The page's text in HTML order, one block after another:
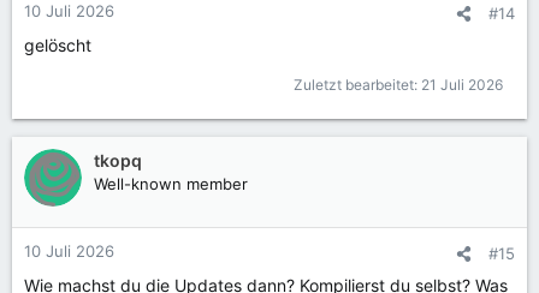
n
n
10 Juli 2026 #14
gelöscht
Zuletzt bearbeitet: 21 Juli 2026
tkopq
Well-known member
10 Juli 2026 #15
Wie machst du die Updates dann? Kompilierst du selbst? Was